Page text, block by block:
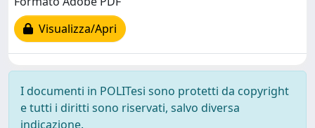
Visualizza/Apri
I documenti in POLITesi sono protetti da copyright
e tutti i diritti sono riservati, salvo diversa
indicazione.